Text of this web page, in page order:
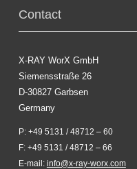
Contact
X-RAY WorX GmbH
Siemensstraße 26
D-30827 Garbsen
Germany
P: +49 5131 / 48712 – 60
F: +49 5131 / 48712 – 66
E-mail: info@x-ray-worx.com